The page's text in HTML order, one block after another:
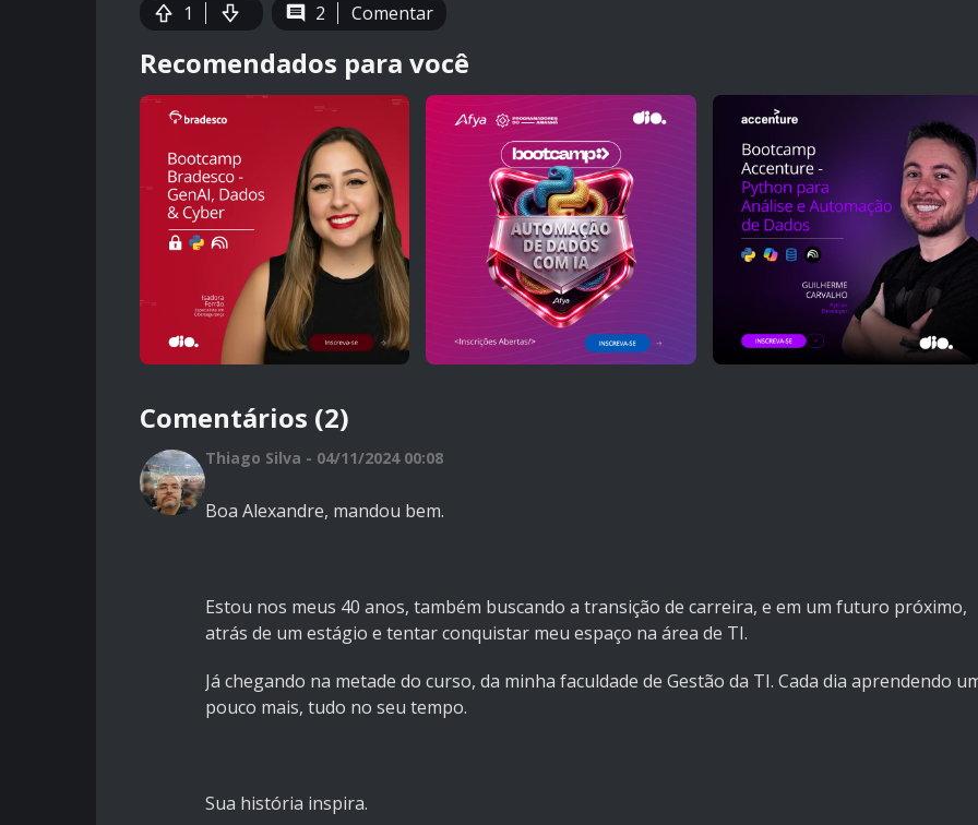
1 2 Comentar
Recomendados para você
Comentários (2)
Thiago Silva - 04/11/2024 00:08
Boa Alexandre, mandou bem.
Estou nos meus 40 anos, também buscando a transição de carreira, e em um futuro próximo,
atrás de um estágio e tentar conquistar meu espaço na área de TI.
Já chegando na metade do curso, da minha faculdade de Gestão da TI. Cada dia aprendendo
pouco mais, tudo no seu tempo.
Sua história inspira.